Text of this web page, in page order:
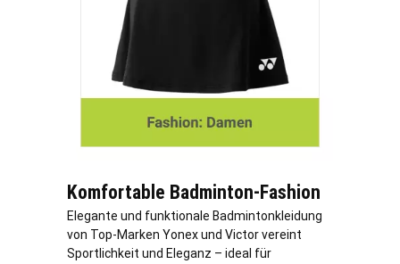
Komfortable Badminton-Fashion
Elegante und funktionale Badmintonkleidung
von Top-Marken Yonex und Victor vereint
Sportlichkeit und Eleganz – ideal für